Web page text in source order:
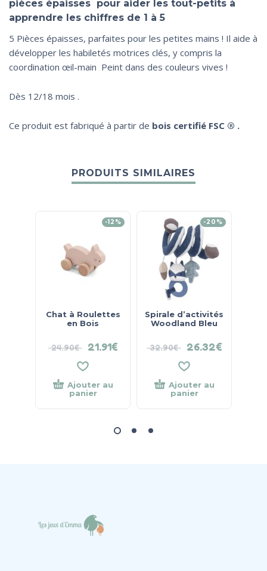
pièces épaisses pour aider les tout-petits à
apprendre les chiffres de 1 à 5
5 Pièces épaisses, parfaites pour les petites mains ! Il aide à
développer les habiletés motrices clés, y compris la
coordination œil-main Peint dans des couleurs vives !
Dès 12/18 mois .
Ce produit est fabriqué à partir de bois certifié FSC ® .
PRODUITS SIMILAIRES
-12%
Chat à Roulettes
en Bois
24.90€ 21.91€
Ajouter au
panier
-20%
Spirale d’activités
Woodland Bleu
32.90€ 26.32€
Ajouter au
panier